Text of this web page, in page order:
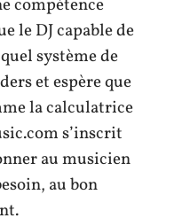
compétence
le DJ capable de
système de
et espère que
la calculatrice
s’inscrit
au musicien
au bon